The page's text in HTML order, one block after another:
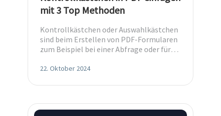
mit 3 Top Methoden
Kontrollkästchen oder Auswahlkästchen
sind beim Erstellen von PDF-Formularen
zum Beispiel bei einer Abfrage oder für
kostengü
22. Oktober 2024